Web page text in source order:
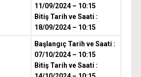
11/09/2024 – 10:15
Bitiş Tarih ve Saati :
18/09/2024 – 10:15
Başlangıç Tarih ve Saati :
07/10/2024 – 10:15
Bitiş Tarih ve Saati :